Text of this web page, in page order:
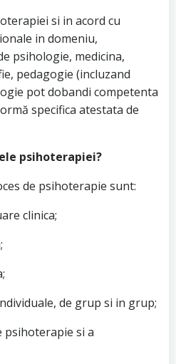
si in acord cu
in domeniu,
psihologie, medicina,
pedagogie (incluzand
pot dobandi competenta
specifica atestata de
psihoterapiei?
de psihoterapie sunt:
clinica;
de grup si in grup;
psihoterapie si a